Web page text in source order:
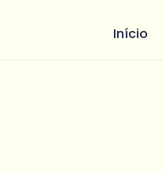
Início